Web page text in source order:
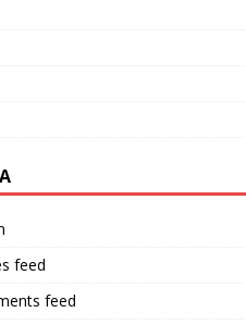
feed
feed